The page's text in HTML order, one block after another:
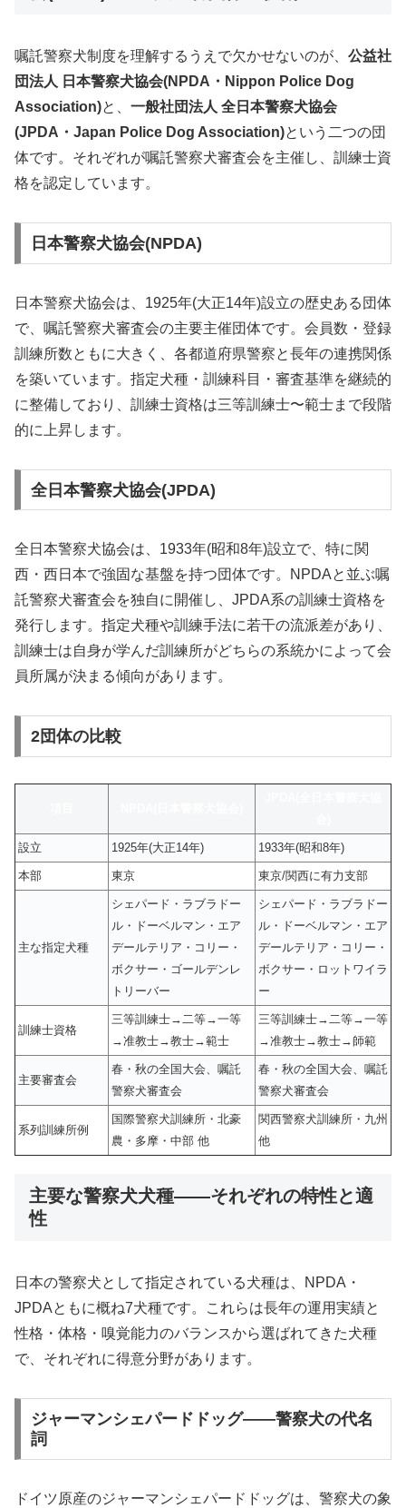
嘱託警察犬制度を理解するうえで欠かせないのが、 公益社
団法人 日本警察犬協会(NPDA・Nippon Police Dog
Association)と、 一般社団法人 全日本警察犬協会
(JPDA・Japan Police Dog Association)という二つの団
体です。それぞれが嘱託警察犬審査会を主催し、訓練士資
格を認定しています。
日本警察犬協会(NPDA)
日本警察犬協会は、1925年(大正14年)設立の歴史ある団体
で、嘱託警察犬審査会の主要主催団体です。会員数・登録
訓練所数ともに大きく、各都道府県警察と長年の連携関係
を築いています。指定犬種・訓練科目・審査基準を継続的
に整備しており、訓練士資格は三等訓練士〜範士まで段階
的に上昇します。
全日本警察犬協会(JPDA)
全日本警察犬協会は、1933年(昭和8年)設立で、特に関
西・西日本で強固な基盤を持つ団体です。NPDAと並ぶ嘱
託警察犬審査会を独自に開催し、JPDA系の訓練士資格を
発行します。指定犬種や訓練手法に若干の流派差があり、
訓練士は自身が学んだ訓練所がどちらの系統かによって会
員所属が決まる傾向があります。
2団体の比較
設立 1925年(大正14年) 1933年(昭和8年)
本部 東京 東京/関西に有力支部
主な指定犬種
シェパード・ラブラドー
ル・ドーベルマン・エア
デールテリア・コリー・
ボクサー・ゴールデンレ
トリーバー
シェパード・ラブラドー
ル・ドーベルマン・エア
デールテリア・コリー・
ボクサー・ロットワイラ
ー
訓練士資格
三等訓練士→二等→一等
→准教士→教士→範士
三等訓練士→二等→一等
→准教士→教士→師範
主要審査会
春・秋の全国大会、嘱託
警察犬審査会
春・秋の全国大会、嘱託
警察犬審査会
系列訓練所例
国際警察犬訓練所・北豪
農・多摩・中部 他
関西警察犬訓練所・九州
他
主要な警察犬犬種——それぞれの特性と適
性
日本の警察犬として指定されている犬種は、NPDA・
JPDAともに概ね7犬種です。これらは長年の運用実績と
性格・体格・嗅覚能力のバランスから選ばれてきた犬種
で、それぞれに得意分野があります。
ジャーマンシェパードドッグ——警察犬の代名
詞
ドイツ原産のジャーマンシェパードドッグは、警察犬の象